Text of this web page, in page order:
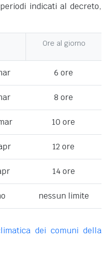
indicati al decreto,
Ore al giorno
6 ore
8 ore
10 ore
12 ore
14 ore
nessun limite
dei comuni della